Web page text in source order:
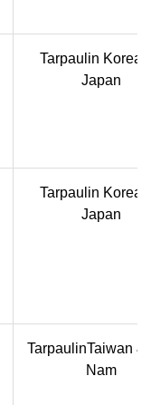
Tarpaulin
Japan
Tarpaulin
Japan
TarpaulinTaiwan &
Nam